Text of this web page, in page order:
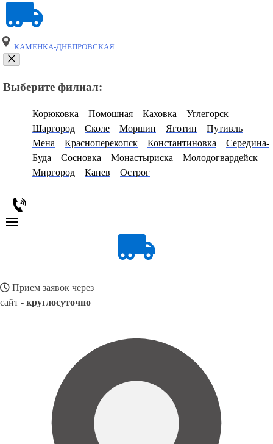
КАМЕНКА-ДНЕПРОВСКАЯ
Выберите филиал:
Корюковка Помошная Каховка
Углегорск
Шаргород
Сколе Моршин Яготин
Путивль
Мена
Красноперекопск Константиновка
Середина-
Буда
Сосновка Монастыриска
Молодогвардейск
Миргород
Канев Острог
Прием заявок через
сайт - круглосуточно